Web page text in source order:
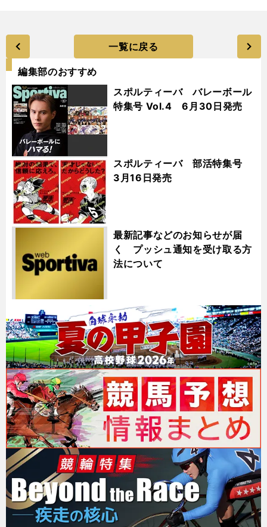
一覧に戻る
編集部のおすすめ
スポルティーバ バレーボール
特集号 Vol.4 6月30日発売
スポルティーバ 部活特集号
3月16日発売
最新記事などのお知らせが届
く プッシュ通知を受け取る方
法について